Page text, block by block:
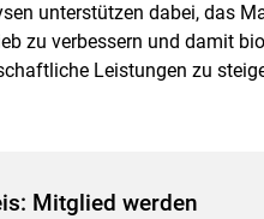
unterstützen dabei, das
zu verbessern und damit
Leistungen zu
Mitglied werden